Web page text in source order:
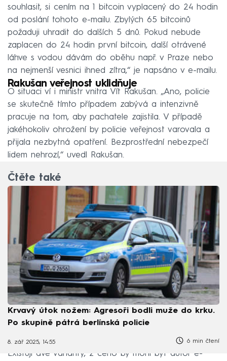
souhlasit, si cením na 1 bitcoin vyplacený do 24 hodin
od poslání tohoto e-mailu. Zbylých 65 bitcoinů
požaduji uhradit do dalších 5 dnů. Pokud nebude
zaplacen do 24 hodin první bitcoin, další otrávené
láhve s vodou dávám do oběhu např. v Praze nebo
na nejmenší vesnici ihned zítra,“ je napsáno v e-mailu.
Rakušan veřejnost uklidňuje
O situaci ví i ministr vnitra Vít Rakušan. „Ano, policie
se skutečně tímto případem zabývá a intenzivně
pracuje na tom, aby pachatele zajistila. V případě
jakéhokoliv ohrožení by policie veřejnost varovala a
přijala nezbytná opatření. Bezprostřední nebezpečí
lidem nehrozí,“ uvedl Rakušan.
Čtěte také
Krvavý útok nožem: Agresoři bodli muže do krku.
Po skupině pátrá berlínská policie
8. zář 2025, 14:55 6 min čtení
Existují dvě varianty, z čeho by mohl být autor e-